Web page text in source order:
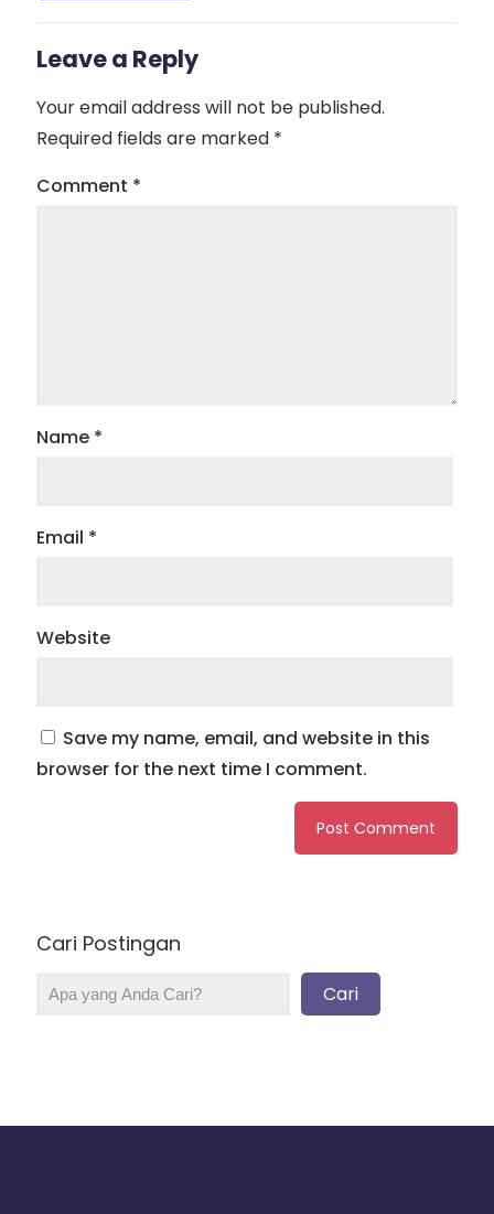
Leave a Reply
Your email address will not be published.
Required fields are marked *
Comment *
Name *
Email *
Website
Save my name, email, and website in this
browser for the next time I comment.
Cari Postingan
Cari